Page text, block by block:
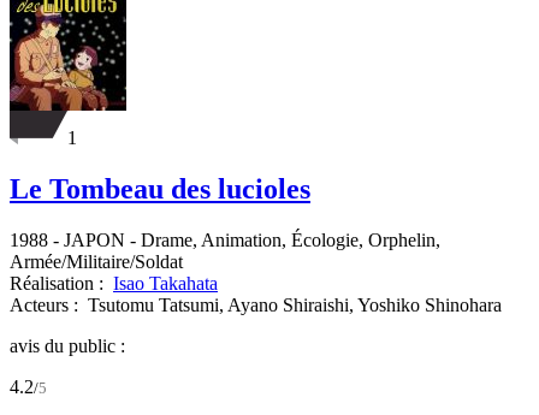
1
Le Tombeau des lucioles
1988 - JAPON - Drame, Animation, Écologie, Orphelin,
Armée/Militaire/Soldat
Réalisation : Isao Takahata
Acteurs : Tsutomu Tatsumi, Ayano Shiraishi, Yoshiko Shinohara
avis du public :
4.2/5